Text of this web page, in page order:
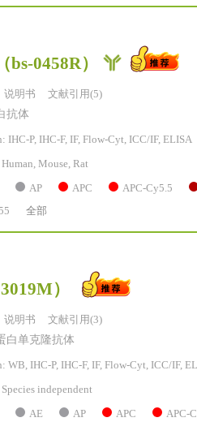
（bs-0458R）
说明书 文献引用(5)
抗体
IHC-P, IHC-F, IF, Flow-Cyt, ICC/IF, ELISA
Human, Mouse, Rat
AP APC APC-Cy5.5
全部
）
说明书 文献引用(3)
白单克隆抗体
WB, IHC-P, IHC-F, IF, Flow-Cyt, ICC/IF,
Species independent
AE AP APC APC-